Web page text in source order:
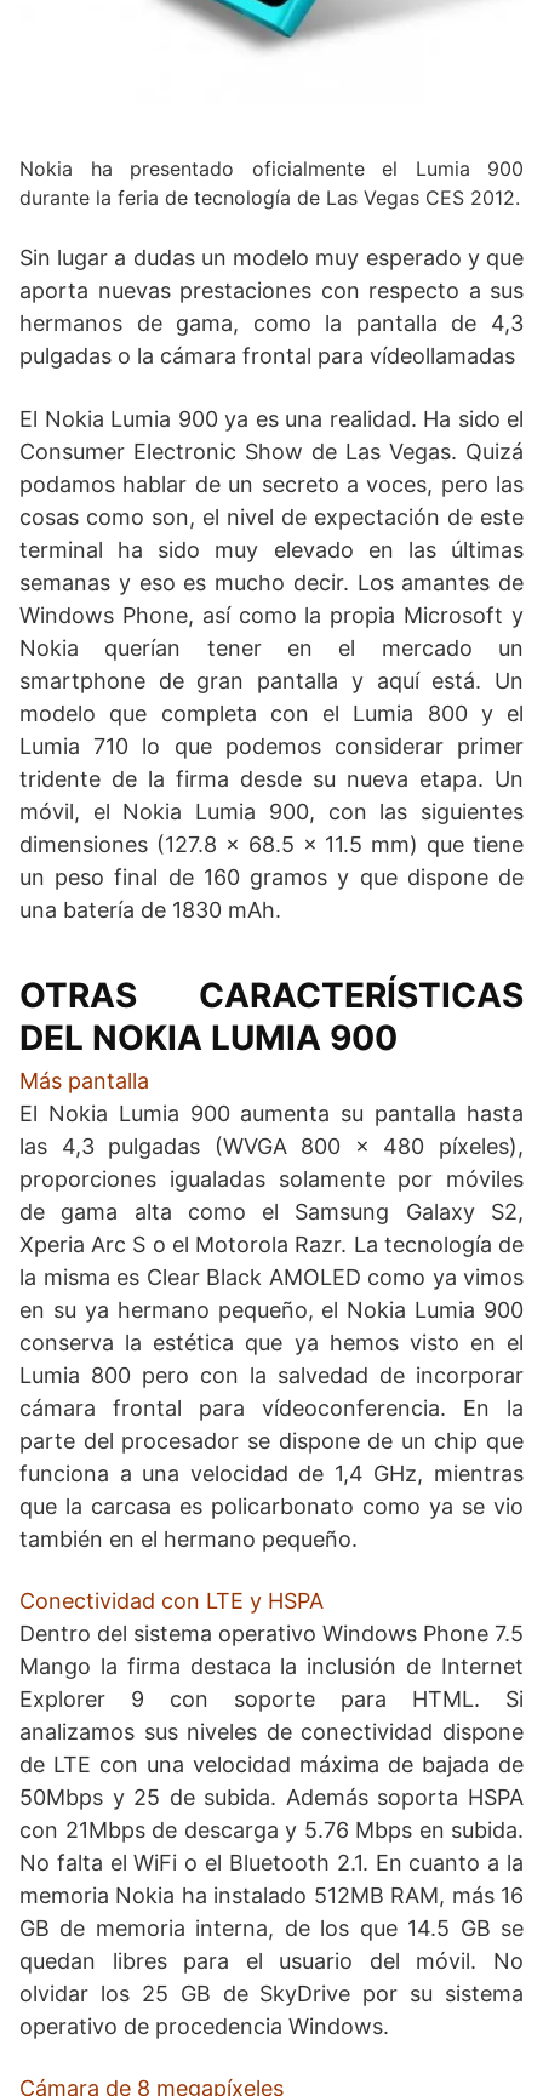
Nokia ha presentado oficialmente el Lumia 900
durante la feria de tecnología de Las Vegas CES 2012.
Sin lugar a dudas un modelo muy esperado y que
aporta nuevas prestaciones con respecto a sus
hermanos de gama, como la pantalla de 4,3
pulgadas o la cámara frontal para vídeollamadas
El Nokia Lumia 900 ya es una realidad. Ha sido el
Consumer Electronic Show de Las Vegas. Quizá
podamos hablar de un secreto a voces, pero las
cosas como son, el nivel de expectación de este
terminal ha sido muy elevado en las últimas
semanas y eso es mucho decir. Los amantes de
Windows Phone, así como la propia Microsoft y
Nokia querían tener en el mercado un
smartphone de gran pantalla y aquí está. Un
modelo que completa con el Lumia 800 y el
Lumia 710 lo que podemos considerar primer
tridente de la firma desde su nueva etapa. Un
móvil, el Nokia Lumia 900, con las siguientes
dimensiones (127.8 x 68.5 x 11.5 mm) que tiene
un peso final de 160 gramos y que dispone de
una batería de 1830 mAh.
OTRAS CARACTERÍSTICAS
DEL NOKIA LUMIA 900
Más pantalla
El Nokia Lumia 900 aumenta su pantalla hasta
las 4,3 pulgadas (WVGA 800 x 480 píxeles),
proporciones igualadas solamente por móviles
de gama alta como el Samsung Galaxy S2,
Xperia Arc S o el Motorola Razr. La tecnología de
la misma es Clear Black AMOLED como ya vimos
en su ya hermano pequeño, el Nokia Lumia 900
conserva la estética que ya hemos visto en el
Lumia 800 pero con la salvedad de incorporar
cámara frontal para vídeoconferencia. En la
parte del procesador se dispone de un chip que
funciona a una velocidad de 1,4 GHz, mientras
que la carcasa es policarbonato como ya se vio
también en el hermano pequeño.
Conectividad con LTE y HSPA
Dentro del sistema operativo Windows Phone 7.5
Mango la firma destaca la inclusión de Internet
Explorer 9 con soporte para HTML. Si
analizamos sus niveles de conectividad dispone
de LTE con una velocidad máxima de bajada de
50Mbps y 25 de subida. Además soporta HSPA
con 21Mbps de descarga y 5.76 Mbps en subida.
No falta el WiFi o el Bluetooth 2.1. En cuanto a la
memoria Nokia ha instalado 512MB RAM, más 16
GB de memoria interna, de los que 14.5 GB se
quedan libres para el usuario del móvil. No
olvidar los 25 GB de SkyDrive por su sistema
operativo de procedencia Windows.
Cámara de 8 megapíxeles